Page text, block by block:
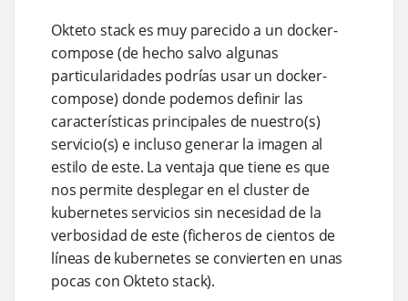
Okteto stack es muy parecido a un docker-
compose (de hecho salvo algunas
particularidades podrías usar un docker-
compose) donde podemos definir las
características principales de nuestro(s)
servicio(s) e incluso generar la imagen al
estilo de este. La ventaja que tiene es que
nos permite desplegar en el cluster de
kubernetes servicios sin necesidad de la
verbosidad de este (ficheros de cientos de
líneas de kubernetes se convierten en unas
pocas con Okteto stack).